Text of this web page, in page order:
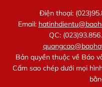
Điện thoại:
Email:
QC:
Bản quyền thuộc về Báo
Cấm sao chép dưới mọi